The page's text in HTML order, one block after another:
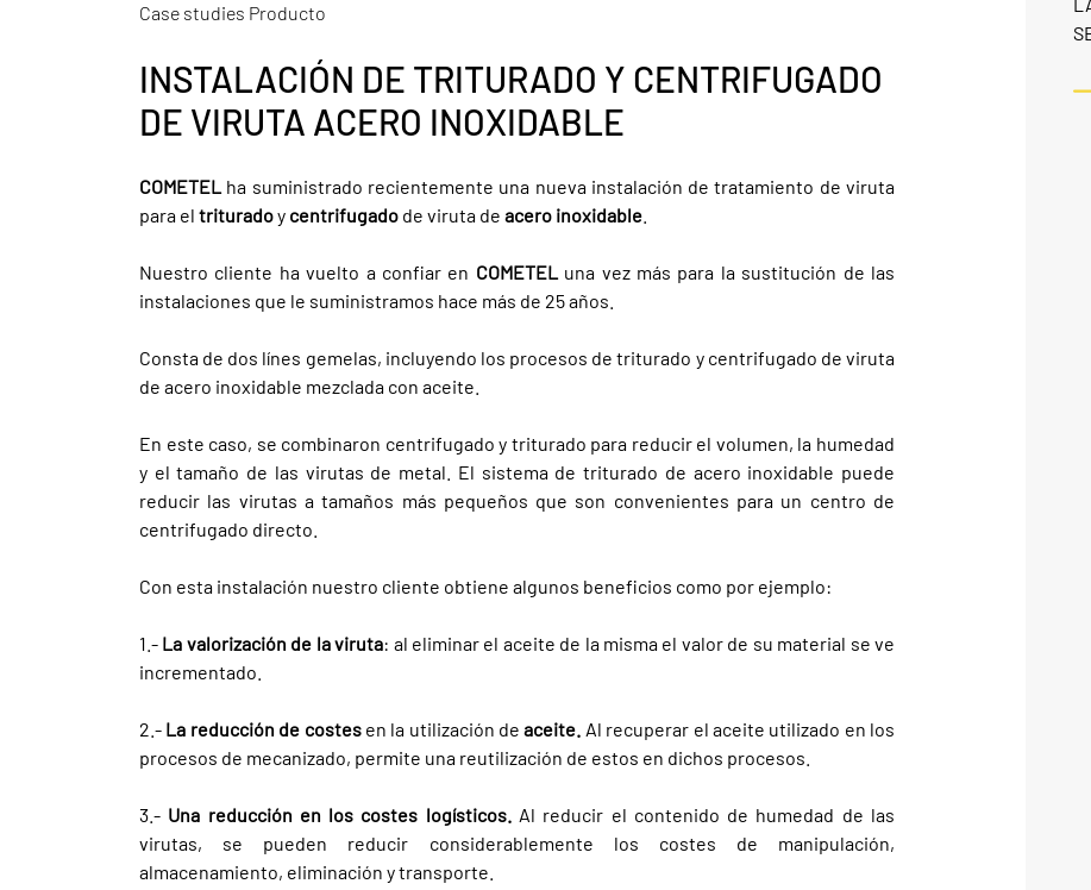
Case studies Producto
INSTALACIÓN DE TRITURADO Y CENTRIFUGADO
DE VIRUTA ACERO INOXIDABLE
COMETEL ha suministrado recientemente una nueva instalación de tratamiento de viruta
para el trituradoy centrifugado de viruta de acero inoxidable
Nuestro cliente ha vuelto a confiar en COMETELuna vez más para la sustitución de las
instalaciones que le suministramos hace más de 25 años.
Consta de dos línes gemelas, incluyendo los procesos de triturado y centrifugado de viruta
de acero inoxidable mezclada con aceite.
En este caso, se combinaron centrifugado y triturado para reducir el volumen, la humedad
y el tamaño de las virutas de metal. El sistema de triturado de acero inoxidable puede
reducir las virutas a tamaños más pequeños que son convenientes para un centro de
centrifugado directo.
Con esta instalación nuestro cliente obtiene algunos beneficios como por ejemplo:
1.- La valorización de la viruta: al eliminar el aceite de la misma el valor de su material se ve
incrementado.
2.- La reducción de costesen la utilización deaceite. Al recuperar el aceite utilizado en los
procesos de mecanizado, permite una reutilización de estos en dichos procesos.
3.- Una reducción en los costes logísticos.Al reducir el contenido de humedad de las
virutas, se pueden reducir considerablemente los costes de manipulación,
almacenamiento, eliminación y transporte.